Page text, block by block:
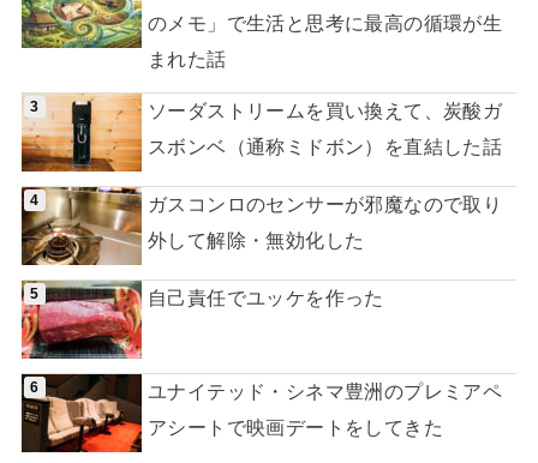
のメモ」で生活と思考に最高の循環が生
まれた話
ソーダストリームを買い換えて、炭酸ガ
スボンベ（通称ミドボン）を直結した話
ガスコンロのセンサーが邪魔なので取り
外して解除・無効化した
自己責任でユッケを作った
ユナイテッド・シネマ豊洲のプレミアペ
アシートで映画デートをしてきた